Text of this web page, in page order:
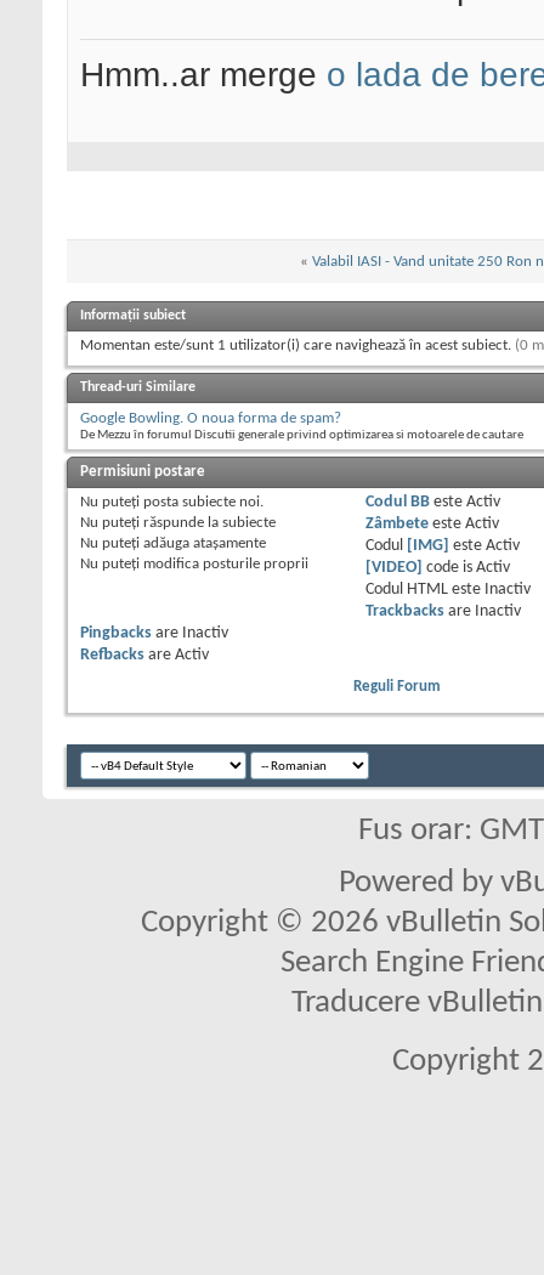
Hmm..ar merge o lada de
« Valabil IASI - Vand unitate 250 Ron
Informații subiect
Momentan este/sunt 1 utilizator(i) care navighează în acest subiect. (0
Thread-uri Similare
Google Bowling. O noua forma de spam?
De Mezzu în forumul Discutii generale privind optimizarea si motoarele de cautare
Permisiuni postare
Nu puteţi posta subiecte noi.
Nu puteţi răspunde la subiecte
Nu puteţi adăuga ataşamente
Nu puteţi modifica posturile proprii
Codul BBeste Activ
Zâmbeteeste Activ
Codul
[IMG] este Activ
[VIDEO]
code is Activ
Codul HTML este
Inactiv
Trackbacksare
Inactiv
Pingbacks are
Inactiv
Refbacks are Activ
Reguli Forum
Fus orar:
Powered by
Copyright © 2026 vBulletin
Search Engine
Traducere
Copyright